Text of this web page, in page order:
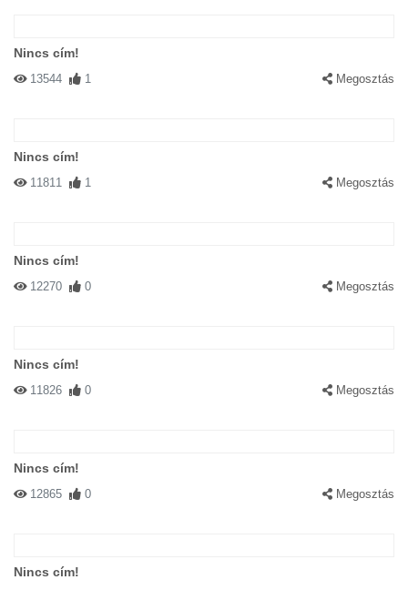
Nincs cím!
13544 1 Megosztás
Nincs cím!
11811 1 Megosztás
Nincs cím!
12270 0 Megosztás
Nincs cím!
11826 0 Megosztás
Nincs cím!
12865 0 Megosztás
Nincs cím!